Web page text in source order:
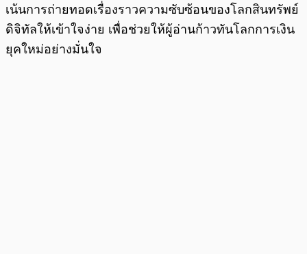
เน้นการถ่ายทอดเรื่องราวความซับซ้อนของโลกสินทรัพย์
ดิจิทัลให้เข้าใจง่าย เพื่อช่วยให้ผู้อ่านก้าวทันโลกการเงิน
ยุคใหม่อย่างมั่นใจ